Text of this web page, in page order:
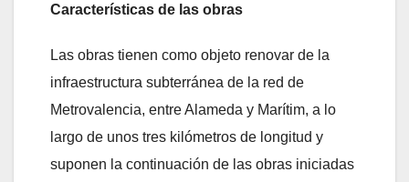
Características de las obras
Las obras tienen como objeto renovar de la
infraestructura subterránea de la red de
Metrovalencia, entre Alameda y Marítim, a lo
largo de unos tres kilómetros de longitud y
suponen la continuación de las obras iniciadas